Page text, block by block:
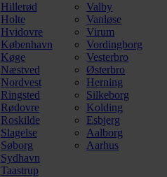
Hillerød
Holte
Hvidovre
København
Køge
Næstved
Nordvest
Ringsted
Rødovre
Roskilde
Slagelse
Søborg
Sydhavn
Taastrup
Valby
Vanløse
Virum
Vordingborg
Vesterbro
Østerbro
Herning
Silkeborg
Kolding
Esbjerg
Aalborg
Aarhus